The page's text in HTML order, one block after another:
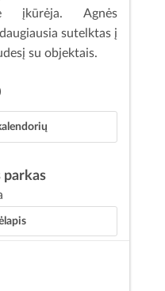
įkūrėja. Agnės
sutelktas į
su objektais.
parkas